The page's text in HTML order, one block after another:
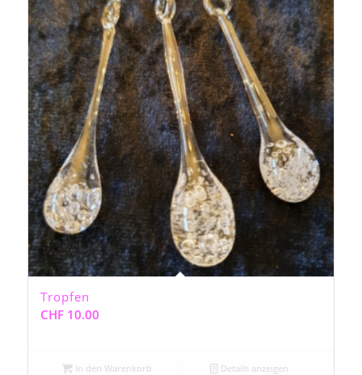
Tropfen
CHF10.00
In den Warenkorb Details anzeigen